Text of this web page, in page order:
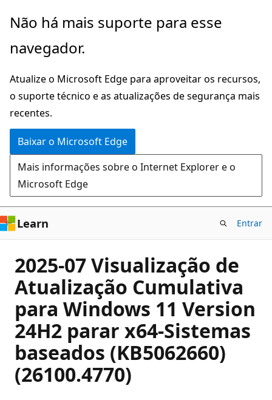
Pular
o
principal
Não há mais suporte para esse
navegador.
Atualize o Microsoft Edge para aproveitar os recursos,
o suporte técnico e as atualizações de segurança mais
recentes.
Baixar o Microsoft Edge
Mais informações sobre o Internet Explorer e o
Microsoft Edge
Learn Entrar
2025-07 Visualização de
Atualização Cumulativa
para Windows 11 Version
24H2 parar x64-Sistemas
baseados (KB5062660)
(26100.4770)